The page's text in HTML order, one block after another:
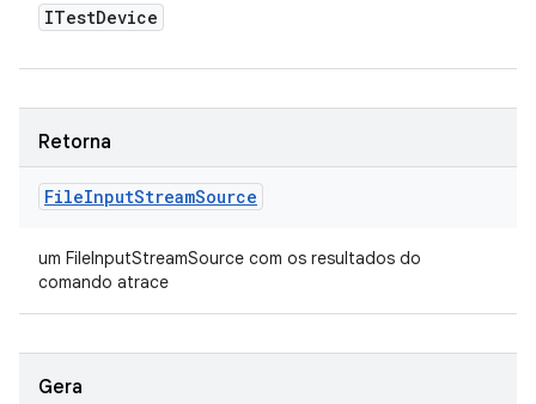
ITestDevice
Retorna
FileInputStreamSource
um FileInputStreamSource com os resultados do
comando atrace
Gera